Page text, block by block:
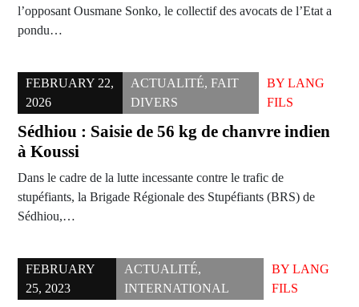
l’opposant Ousmane Sonko, le collectif des avocats de l’Etat a
pondu…
FEBRUARY 22,
2026
ACTUALITÉ, FAIT
DIVERS
BYLANG
FILS
Sédhiou : Saisie de 56 kg de chanvre indien
à Koussi
Dans le cadre de la lutte incessante contre le trafic de
stupéfiants, la Brigade Régionale des Stupéfiants (BRS) de
Sédhiou,…
FEBRUARY
25, 2023
ACTUALITÉ,
INTERNATIONAL
BY LANG
FILS